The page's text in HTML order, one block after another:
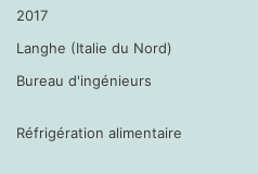
2017
Langhe (Italie du Nord)
Bureau d'ingénieurs
Réfrigération alimentaire